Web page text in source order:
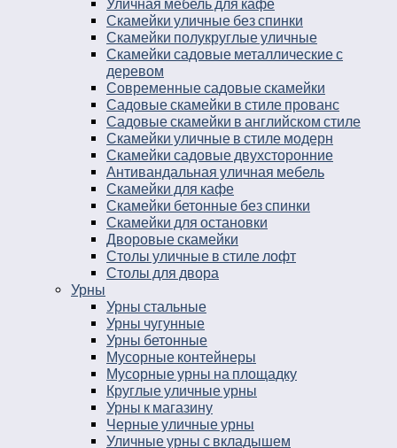
Уличная мебель для кафе
Скамейки уличные без спинки
Скамейки полукруглые уличные
Скамейки садовые металлические с
деревом
Современные садовые скамейки
Садовые скамейки в стиле прованс
Садовые скамейки в английском стиле
Скамейки уличные в стиле модерн
Скамейки садовые двухсторонние
Антивандальная уличная мебель
Скамейки для кафе
Скамейки бетонные без спинки
Скамейки для остановки
Дворовые скамейки
Столы уличные в стиле лофт
Столы для двора
Урны
Урны стальные
Урны чугунные
Урны бетонные
Мусорные контейнеры
Мусорные урны на площадку
Круглые уличные урны
Урны к магазину
Черные уличные урны
Уличные урны с вкладышем